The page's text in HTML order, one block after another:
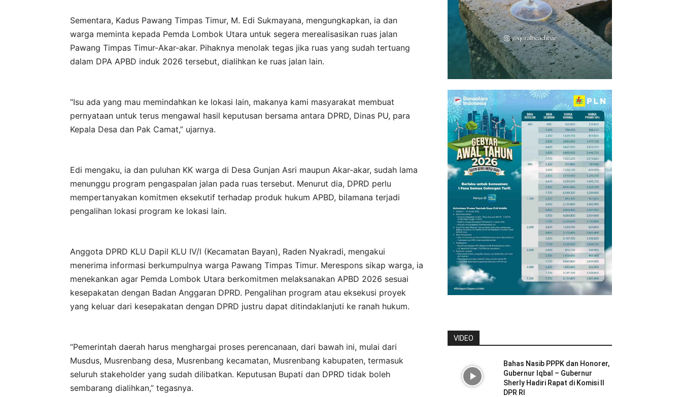
Sementara, Kadus Pawang Timpas Timur, M. Edi Sukmayana, mengungkapkan, ia dan
warga meminta kepada Pemda Lombok Utara untuk segera merealisasikan ruas jalan
Pawang Timpas Timur-Akar-akar. Pihaknya menolak tegas jika ruas yang sudah tertuang
dalam DPA APBD induk 2026 tersebut, dialihkan ke ruas jalan lain.
“Isu ada yang mau memindahkan ke lokasi lain, makanya kami masyarakat membuat
pernyataan untuk terus mengawal hasil keputusan bersama antara DPRD, Dinas PU, para
Kepala Desa dan Pak Camat,” ujarnya.
Edi mengaku, ia dan puluhan KK warga di Desa Gunjan Asri maupun Akar-akar, sudah lama
menunggu program pengaspalan jalan pada ruas tersebut. Menurut dia, DPRD perlu
mempertanyakan komitmen eksekutif terhadap produk hukum APBD, bilamana terjadi
pengalihan lokasi program ke lokasi lain.
Anggota DPRD KLU Dapil KLU IV/l (Kecamatan Bayan), Raden Nyakradi, mengakui
menerima informasi berkumpulnya warga Pawang Timpas Timur. Merespons sikap warga, ia
menekankan agar Pemda Lombok Utara berkomitmen melaksanakan APBD 2026 sesuai
kesepakatan dengan Badan Anggaran DPRD. Pengalihan program atau eksekusi proyek
yang keluar dari kesepakatan dengan DPRD justru dapat ditindaklanjuti ke ranah hukum.
“Pemerintah daerah harus menghargai proses perencanaan, dari bawah ini, mulai dari
Musdus, Musrenbang desa, Musrenbang kecamatan, Musrenbang kabupaten, termasuk
seluruh stakeholder yang sudah dilibatkan. Keputusan Bupati dan DPRD tidak boleh
sembarang dialihkan,” tegasnya.
VIDEO
Bahas Nasib PPPK dan Honorer,
Gubernur Iqbal – Gubernur
Sherly Hadiri Rapat di Komisi II
DPR RI